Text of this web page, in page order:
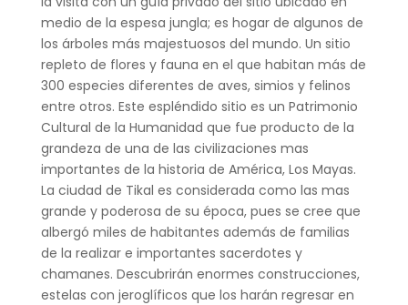
medio de la espesa jungla; es hogar de algunos de
los árboles más majestuosos del mundo. Un sitio
repleto de flores y fauna en el que habitan más de
300 especies diferentes de aves, simios y felinos
entre otros. Este espléndido sitio es un Patrimonio
Cultural de la Humanidad que fue producto de la
grandeza de una de las civilizaciones mas
importantes de la historia de América, Los Mayas.
La ciudad de Tikal es considerada como las mas
grande y poderosa de su época, pues se cree que
albergó miles de habitantes además de familias
de la realizar e importantes sacerdotes y
chamanes. Descubrirán enormes construcciones,
estelas con jeroglíficos que los harán regresar en